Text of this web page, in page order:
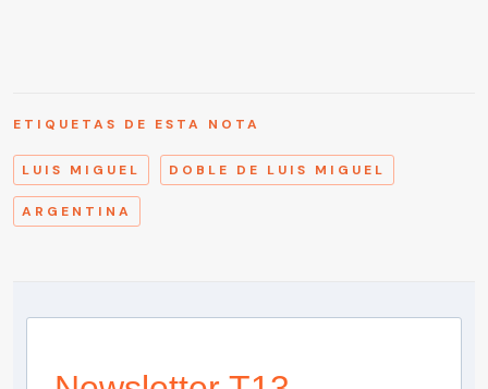
ETIQUETAS DE ESTA NOTA
LUIS MIGUEL DOBLE DE LUIS MIGUEL
ARGENTINA